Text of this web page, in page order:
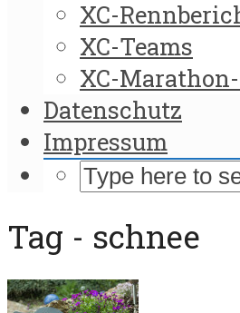
XC-
XC-Teams
XC-
Datenschutz
Impressum
Tag - schnee